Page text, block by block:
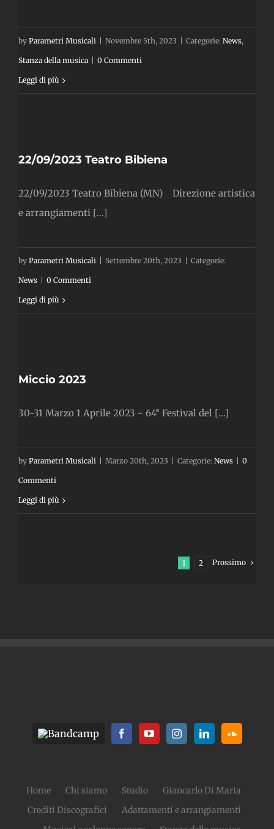
by Parametri Musicali Novembre 5th, 2023 Categorie: News,
Stanza della musica 0 Commenti
Leggi di più
22/09/2023 Teatro Bibiena
22/09/2023 Teatro Bibiena (MN) Direzione artistica
e arrangiamenti [...]
by Parametri Musicali Settembre 20th, 2023 Categorie:
News 0 Commenti
Leggi di più
Miccio 2023
30-31 Marzo 1 Aprile 2023 - 64° Festival del [...]
by Parametri Musicali Marzo 20th, 2023 Categorie: News 0
Commenti
Leggi di più
1 2 Prossimo
Home Chi siamo Studio
Giancarlo Di Maria
Crediti Discografici
Adattamenti e arrangiamenti